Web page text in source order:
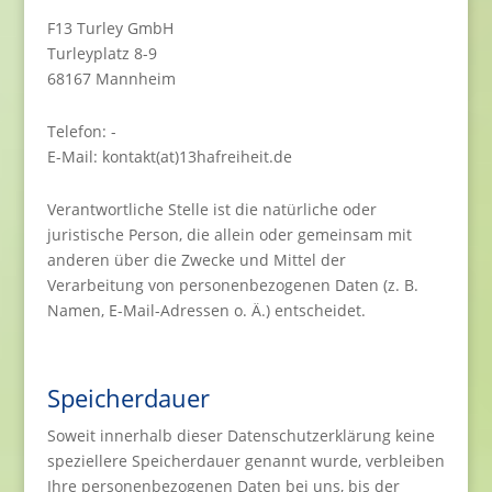
F13 Turley GmbH
Turleyplatz 8-9
68167 Mannheim
Telefon: -
E-Mail: kontakt(at)13hafreiheit.de
Verantwortliche Stelle ist die natürliche oder
juristische Person, die allein oder gemeinsam mit
anderen über die Zwecke und Mittel der
Verarbeitung von personenbezogenen Daten (z. B.
Namen, E-Mail-Adressen o. Ä.) entscheidet.
Speicherdauer
Soweit innerhalb dieser Datenschutzerklärung keine
speziellere Speicherdauer genannt wurde, verbleiben
Ihre personenbezogenen Daten bei uns, bis der